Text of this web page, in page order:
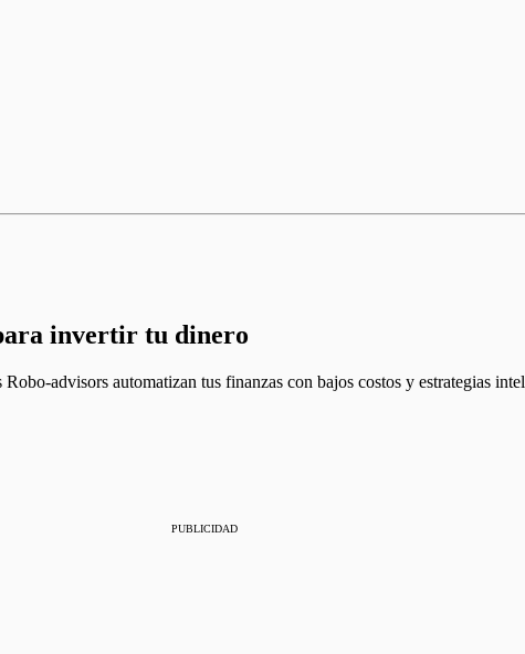
invertir tu dinero
advisors automatizan tus finanzas con bajos costos y estrategias
PUBLICIDAD